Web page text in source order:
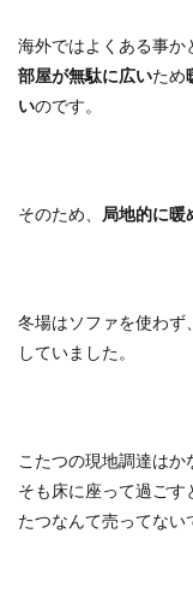
海外ではよくある事か
部屋が無駄に広いため
いのです。
そのため、 局地的に暖
冬場はソファを使わず
していました。
こたつの現地調達は
そも床に座って過ごす
たつなんて売ってない